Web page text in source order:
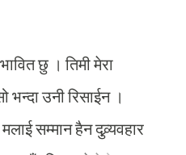
छु । तिमी मेरा
उनी रिसाईन ।
सम्मान हैन दुव्र्यवहार